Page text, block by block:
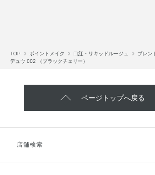
TOP ポイントメイク 口紅・リキッドルージュ
ブレン
デュウ 002 （ブラックチェリー）
ページトップへ戻る
店舗検索